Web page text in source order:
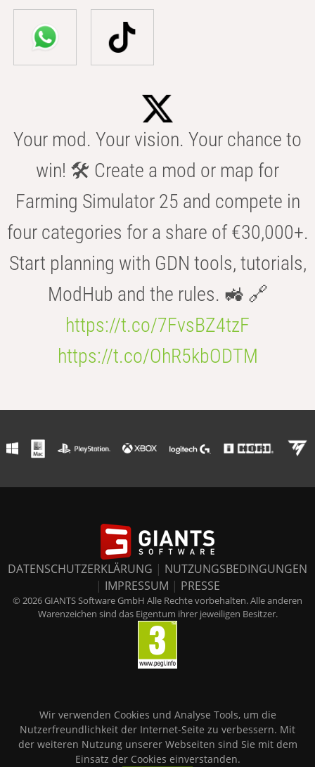
Your mod. Your vision. Your chance to
win! 🛠️ Create a mod or map for
Farming Simulator 25 and compete in
four categories for a share of €30,000+.
Start planning with GDN tools, tutorials,
ModHub and the rules. 🚜 🔗
https://t.co/7FvsBZ4tzF
https://t.co/OhR5kbODTM
DATENSCHUTZERKLÄRUNG | NUTZUNGSBEDINGUNGEN
| IMPRESSUM | PRESSE
© 2026 GIANTS Software GmbH Alle Rechte vorbehalten. Alle anderen
Warenzeichen sind das Eigentum ihrer jeweiligen Besitzer.
Wir verwenden Cookies und Analyse Tools, um die
Nutzerfreundlichkeit der Internet-Seite zu verbessern. Mit
der weiteren Nutzung unserer Webseiten sind Sie mit dem
Einsatz der Cookies einverstanden.